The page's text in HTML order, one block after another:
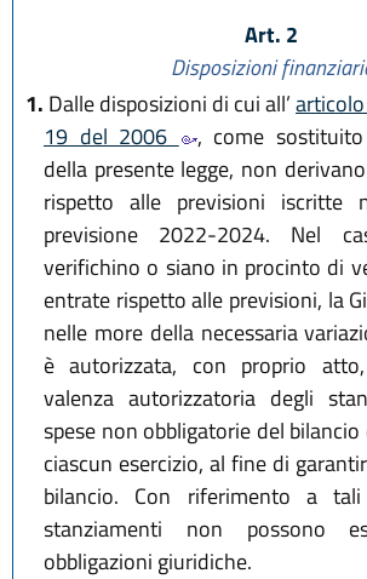
Art. 2
Disposizioni
1. Dalle disposizioni di cui all’
19 del 2006
, come sostituito
della presente legge, non
rispetto alle previsioni iscritte
previsione 2022-2024. Nel
verifichino o siano in procinto di
entrate rispetto alle previsioni, la
nelle more della necessaria
è autorizzata, con proprio
valenza autorizzatoria degli
spese non obbligatorie del
ciascun esercizio, al fine di
bilancio. Con riferimento a
stanziamenti non possono
obbligazioni giuridiche.